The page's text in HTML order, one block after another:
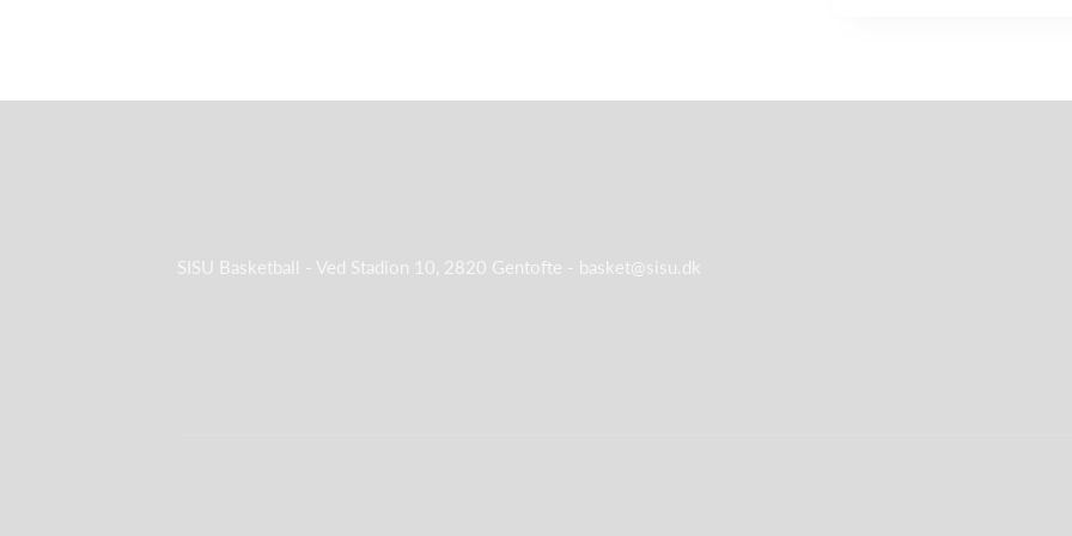
SISU Basketball - Ved Stadion 10, 2820 Gentofte - basket@sisu.dk